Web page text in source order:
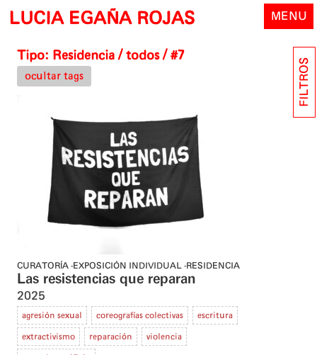
Skip
content
LUCIA EGAÑA ROJAS MENU
Tipo: Residencia / todos / #7
ocultar tags
CURATORÍA EXPOSICIÓN INDIVIDUAL RESIDENCIA
Las resistencias que reparan
2025
agresión sexual coreografías colectivas escritura
extractivismo reparación violencia
FILTROS